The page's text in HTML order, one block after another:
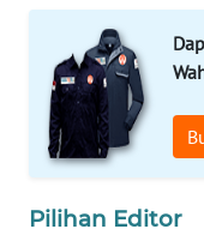
Pilihan Editor
WAHANANEWS
CO ID
WAHANANEWS
NET
SPORT